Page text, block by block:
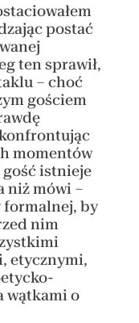
postać
ten sprawił,
– choć
gościem
momentów
gość istnieje
niż mówi –
formalnej, by
nim
etycznymi,
wątkami o